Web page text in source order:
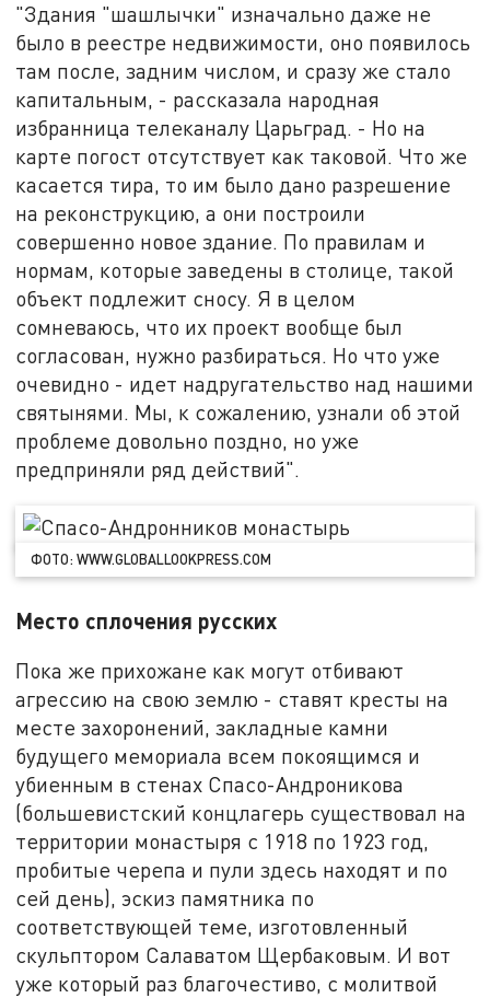
"Здания "шашлычки" изначально даже не
было в реестре недвижимости, оно появилось
там после, задним числом, и сразу же стало
капитальным, - рассказала народная
избранница телеканалу Царьград. - Но на
карте погост отсутствует как таковой. Что же
касается тира, то им было дано разрешение
на реконструкцию, а они построили
совершенно новое здание. По правилам и
нормам, которые заведены в столице, такой
объект подлежит сносу. Я в целом
сомневаюсь, что их проект вообще был
согласован, нужно разбираться. Но что уже
очевидно - идет надругательство над нашими
святынями. Мы, к сожалению, узнали об этой
проблеме довольно поздно, но уже
предприняли ряд действий".
ФОТО: WWW.GLOBALLOOKPRESS.COM
Место сплочения русских
Пока же прихожане как могут отбивают
агрессию на свою землю - ставят кресты на
месте захоронений, закладные камни
будущего мемориала всем покоящимся и
убиенным в стенах Спасо-Андроникова
(большевистский концлагерь существовал на
территории монастыря с 1918 по 1923 год,
пробитые черепа и пули здесь находят и по
сей день), эскиз памятника по
соответствующей теме, изготовленный
скульптором Салаватом Щербаковым. И вот
уже который раз благочестиво, с молитвой